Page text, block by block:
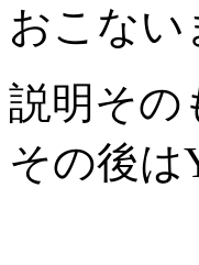
おこない
説明その
その後は